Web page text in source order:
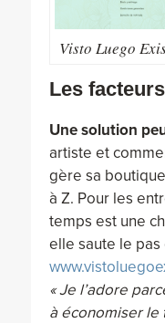
Visto Luego
Les
Une solution
artiste et
gère sa
à Z. Pour les
temps est une
elle saute le pas
« Je l’adore
à économiser le